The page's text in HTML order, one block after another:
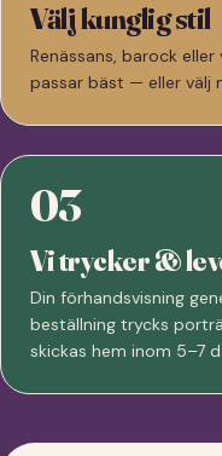
Välj kunglig stil
Renässans, barock
passar bäst — eller välj
03
Vi trycker &
Din förhandsvisning
beställning trycks
skickas hem inom 5–7